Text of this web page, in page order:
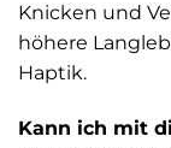
Knicken und
höhere
Haptik.
Kann ich mit